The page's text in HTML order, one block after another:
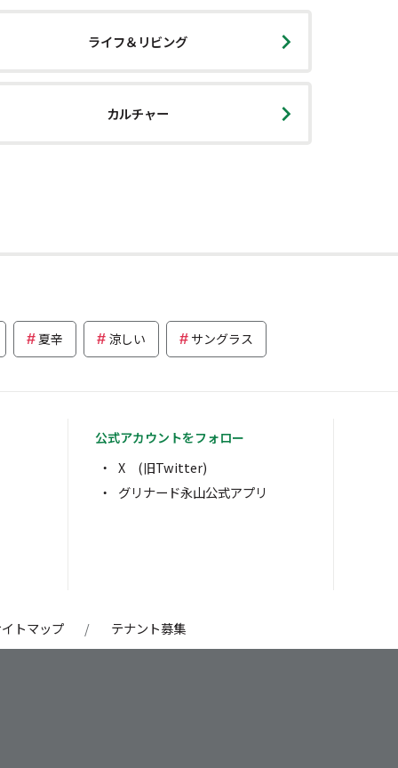
ライフ＆リビング
カルチャー
夏辛 涼しい サングラス
公式アカウントをフォロー
X (旧Twitter)
グリナード永山公式アプリ
トマップ テナント募集